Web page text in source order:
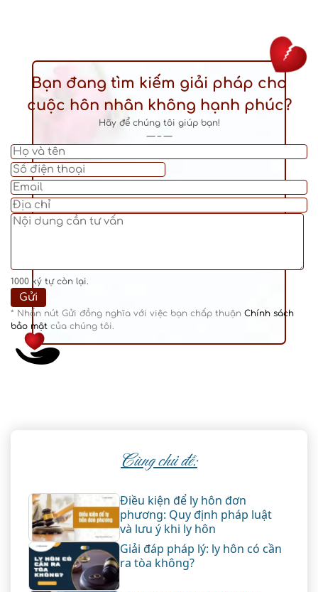
Bạn đang tìm kiếm giải pháp cho
cuộc hôn nhân không hạnh phúc?
Hãy để chúng tôi giúp bạn!
— – —
1000 ký tự còn lại.
* Nhấn nút Gửi đồng nghĩa với việc bạn chấp thuận Chính sách
bảo mật của chúng tôi.
Cùng chủ đề:
Điều kiện để ly hôn đơn
phương: Quy định pháp luật
và lưu ý khi ly hôn
Giải đáp pháp lý: ly hôn có cần
ra tòa không?